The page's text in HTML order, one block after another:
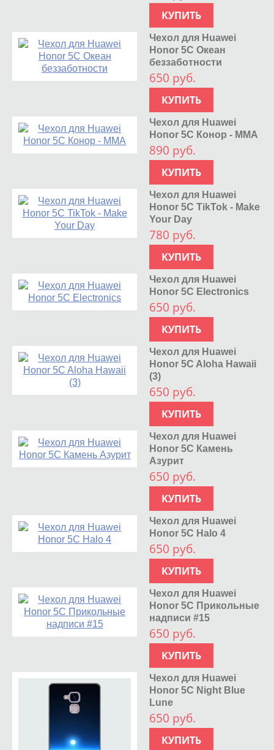
КУПИТЬ
Чехол для Huawei
Honor 5C Океан
беззаботности
650 руб.
КУПИТЬ
Чехол для Huawei
Honor 5C Конор - MMA
890 руб.
КУПИТЬ
Чехол для Huawei
Honor 5C TikTok - Make
Your Day
780 руб.
КУПИТЬ
Чехол для Huawei
Honor 5C Electronics
650 руб.
КУПИТЬ
Чехол для Huawei
Honor 5C Aloha Hawaii
(3)
650 руб.
КУПИТЬ
Чехол для Huawei
Honor 5C Камень
Азурит
650 руб.
КУПИТЬ
Чехол для Huawei
Honor 5C Halo 4
650 руб.
КУПИТЬ
Чехол для Huawei
Honor 5C Прикольные
надписи #15
650 руб.
КУПИТЬ
Чехол для Huawei
Honor 5C Night Blue
Lune
650 руб.
КУПИТЬ